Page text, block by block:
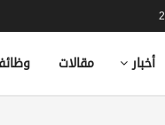
أخبار مقالات